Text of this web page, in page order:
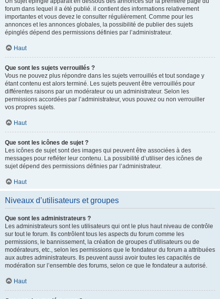
forum dans lequel il a été publié. il contient des informations relativement
importantes et vous devez le consulter régulièrement. Comme pour les
annonces et les annonces globales, la possibilité de publier des sujets
épinglés dépend des permissions définies par l’administrateur.
Haut
Que sont les sujets verrouillés ?
Vous ne pouvez plus répondre dans les sujets verrouillés et tout sondage y
étant contenu est alors terminé. Les sujets peuvent être verrouillés pour
différentes raisons par un modérateur ou un administrateur. Selon les
permissions accordées par l’administrateur, vous pouvez ou non verrouiller
vos propres sujets.
Haut
Que sont les icônes de sujet ?
Les icônes de sujet sont des images qui peuvent être associées à des
messages pour refléter leur contenu. La possibilité d’utiliser des icônes de
sujet dépend des permissions définies par l’administrateur.
Haut
Niveaux d’utilisateurs et groupes
Que sont les administrateurs ?
Les administrateurs sont les utilisateurs qui ont le plus haut niveau de contrôle
sur tout le forum. Ils contrôlent tous les aspects du forum comme les
permissions, le bannissement, la création de groupes d’utilisateurs ou de
modérateurs, etc., selon les permissions que le fondateur du forum a attribuées
aux autres administrateurs. Ils peuvent aussi avoir toutes les capacités de
modération sur l’ensemble des forums, selon ce que le fondateur a autorisé.
Haut